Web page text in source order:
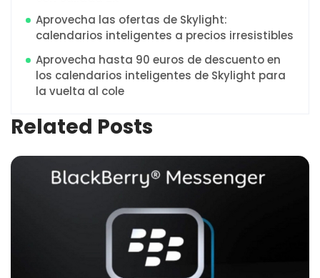
Aprovecha las ofertas de Skylight:
calendarios inteligentes a precios irresistibles
Aprovecha hasta 90 euros de descuento en
los calendarios inteligentes de Skylight para
la vuelta al cole
Related Posts